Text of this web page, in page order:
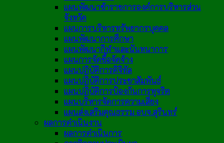
แผนพัฒนาข้าราชการองค์การบริหารส่วน
จังหวัด
แผนการบริหารทรัพยากรบุคคล
แผนพัฒนาการศึกษา
แผนพัฒนากีฬาและนันทนาการ
แผนการจัดซื้อจัดจ้าง
แผนปฏิบัติการดิจิทัล
แผนปฏิบัติการประชาสัมพันธ์
แผนปฏิบัติการป้องกันการทุจริต
แผนบริหารจัดการความเสี่ยง
แผนส่งเสริมคุณธรรม อบจ.สุรินทร์
ผลการดำเนินงาน
ผลการดำเนินการ